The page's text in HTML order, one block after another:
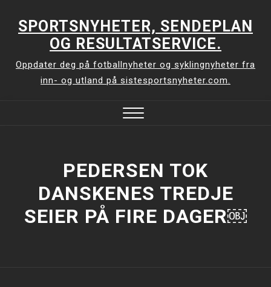
SPORTSNYHETER, SENDEPLAN
OG RESULTATSERVICE.
Oppdater deg på fotballnyheter og syklingnyheter fra
inn- og utland på sistesportsnyheter.com.
PEDERSEN TOK
DANSKENES TREDJE
SEIER PÅ FIRE DAGER￼